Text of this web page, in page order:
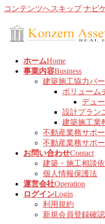
コンテンツへスキップ ナビ
ホームHome
事業内容Business
建築施工協力パ
ボリューム
デュ
設計プラン
建築施工業
不動産業務サポー
不動産業務サポー
お問い合わせContact
建築・施工相談
個人情報保護法
運営会社Operation
ログインLogin
利用規約
新規会員登録確